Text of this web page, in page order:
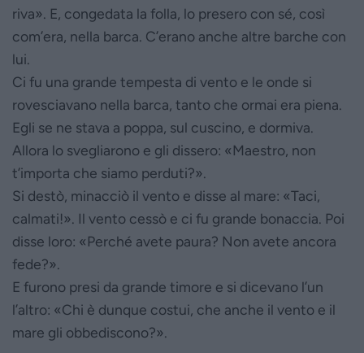
riva». E, congedata la folla, lo presero con sé, così
com’era, nella barca. C’erano anche altre barche con
lui.
Ci fu una grande tempesta di vento e le onde si
rovesciavano nella barca, tanto che ormai era piena.
Egli se ne stava a poppa, sul cuscino, e dormiva.
Allora lo svegliarono e gli dissero: «Maestro, non
t’importa che siamo perduti?».
Si destò, minacciò il vento e disse al mare: «Taci,
calmati!». Il vento cessò e ci fu grande bonaccia. Poi
disse loro: «Perché avete paura? Non avete ancora
fede?».
E furono presi da grande timore e si dicevano l’un
l’altro: «Chi è dunque costui, che anche il vento e il
mare gli obbediscono?».